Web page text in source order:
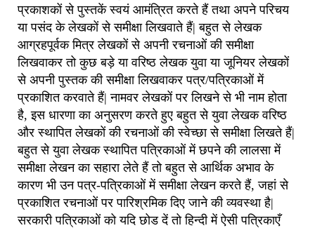
प्रकाशकों से पुस्तकें स्वयं आमंत्रित करते हैं तथा अपने परिचय
या पसंद के लेखकों से समीक्षा लिखवाते हैं| बहुत से लेखक
आग्रहपूर्वक मित्र लेखकों से अपनी रचनाओं की समीक्षा
लिखवाकर तो कुछ बड़े या वरिष्ठ लेखक युवा या जूनियर लेखकों
से अपनी पुस्तक की समीक्षा लिखवाकर पत्र/पत्रिकाओं में
प्रकाशित करवाते हैं| नामवर लेखकों पर लिखने से भी नाम होता
है, इस धारणा का अनुसरण करते हुए बहुत से युवा लेखक वरिष्ठ
और स्थापित लेखकों की रचनाओं की स्वेच्छा से समीक्षा लिखते हैं|
बहुत से युवा लेखक स्थापित पत्रिकाओं में छपने की लालसा में
समीक्षा लेखन का सहारा लेते हैं तो बहुत से आर्थिक अभाव के
कारण भी उन पत्र-पत्रिकाओं में समीक्षा लेखन करते हैं, जहां से
प्रकाशित रचनाओं पर पारिश्रमिक दिए जाने की व्यवस्था है|
सरकारी पत्रिकाओं को यदि छोड दें तो हिन्दी में ऐसी पत्रिकाएँ